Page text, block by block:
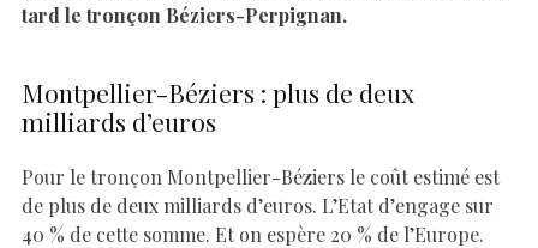
tard le tronçon Béziers-Perpignan.
Montpellier-Béziers : plus de deux
milliards d’euros
Pour le tronçon Montpellier-Béziers le coût estimé est
de plus de deux milliards d’euros. L’Etat d’engage sur
40 % de cette somme. Et on espère 20 % de l’Europe.